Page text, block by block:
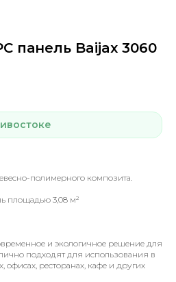
панель Baijax 3060
полимерного композита.
площадью 3,08 м²
и экологичное решение для
подходят для использования в
офисах, ресторанах, кафе и других